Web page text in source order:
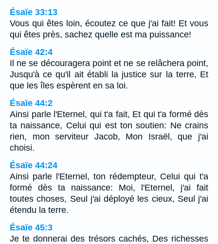
Ésaïe 33:13
Vous qui êtes loin, écoutez ce que j'ai fait! Et vous
qui êtes près, sachez quelle est ma puissance!
Ésaïe 42:4
Il ne se découragera point et ne se relâchera point,
Jusqu'à ce qu'il ait établi la justice sur la terre, Et
que les îles espèrent en sa loi.
Ésaïe 44:2
Ainsi parle l'Eternel, qui t'a fait, Et qui t'a formé dès
ta naissance, Celui qui est ton soutien: Ne crains
rien, mon serviteur Jacob, Mon Israël, que j'ai
choisi.
Ésaïe 44:24
Ainsi parle l'Eternel, ton rédempteur, Celui qui t'a
formé dès ta naissance: Moi, l'Eternel, j'ai fait
toutes choses, Seul j'ai déployé les cieux, Seul j'ai
étendu la terre.
Ésaïe 45:3
Je te donnerai des trésors cachés, Des richesses